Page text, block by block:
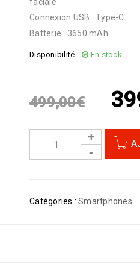
Connexion USB : Type-C
Batterie : 3650 mAh
Disponibilité : En stock
499,00€
Catégories : Smartphones